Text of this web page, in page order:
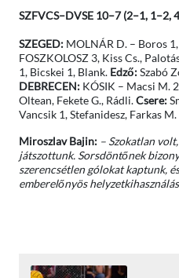
SZFVCS–DVSE 10–7 (2–1, 1–2,
SZEGED: MOLNÁR D. – Boros
FOSZKOLOSZ 3, Kiss Cs.,
1, Bicskei 1, Blank.Edző:Szabó
DEBRECEN: KÓSIK – Macsi M.
Oltean, Fekete G., Rádli.Csere:
Vancsik 1, Stefanidesz, Farkas M.
Miroszlav Bajin: – Szokatlan
játszottunk. Sorsdöntőnek
szerencsétlen gólokat kaptunk,
emberelőnyös